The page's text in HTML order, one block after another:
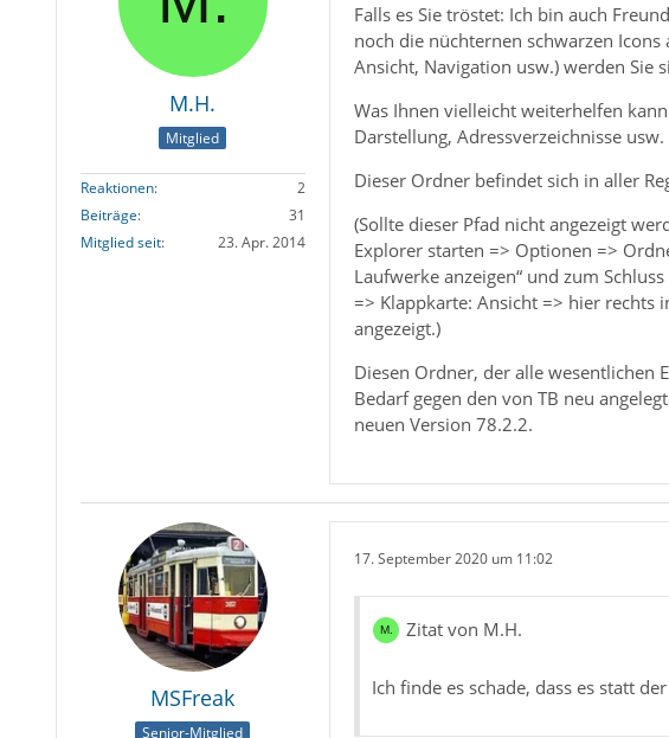
M.H.
Mitglied
Reaktionen
2
Beiträge
31
Mitglied seit
23. Apr. 2014
Falls es Sie tröstet: Ich bin auch
noch die nüchternen schwarzen
Ansicht, Navigation usw.) werden Sie
Was Ihnen vielleicht weiterhelfen
Darstellung, Adressverzeichnisse usw.
Dieser Ordner befindet sich in aller
(Sollte dieser Pfad nicht angezeigt
Explorer starten => Optionen =>
Laufwerke anzeigen“ und zum
=> Klappkarte: Ansicht => hier rechts
angezeigt.)
Diesen Ordner, der alle wesentlichen
Bedarf gegen den von TB neu
neuen Version 78.2.2.
MSFreak
Senior-Mitglied
17. September 2020 um 11:02
Zitat von M.H.
Ich finde es schade, dass es statt